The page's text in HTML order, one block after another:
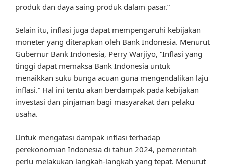
produk dan daya saing produk dalam pasar.”
Selain itu, inflasi juga dapat mempengaruhi kebijakan
moneter yang diterapkan oleh Bank Indonesia. Menurut
Gubernur Bank Indonesia, Perry Warjiyo, “Inflasi yang
tinggi dapat memaksa Bank Indonesia untuk
menaikkan suku bunga acuan guna mengendalikan laju
inflasi.” Hal ini tentu akan berdampak pada kebijakan
investasi dan pinjaman bagi masyarakat dan pelaku
usaha.
Untuk mengatasi dampak inflasi terhadap
perekonomian Indonesia di tahun 2024, pemerintah
perlu melakukan langkah-langkah yang tepat. Menurut